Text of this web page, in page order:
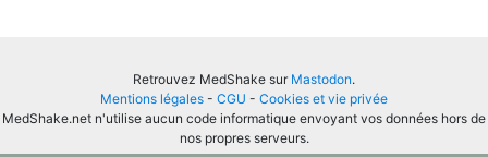
Retrouvez MedShake sur Mastodon.
Mentions légales - CGU - Cookies et vie privée
MedShake.net n'utilise aucun code informatique envoyant vos données hors de
nos propres serveurs.